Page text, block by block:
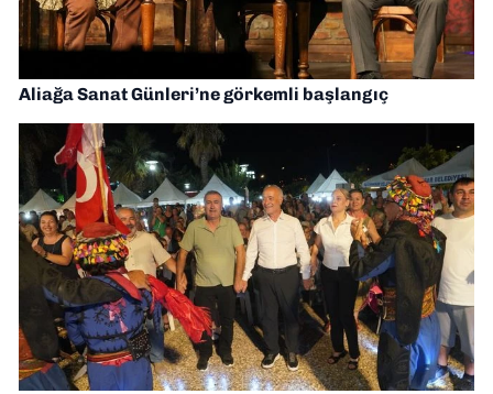
Aliağa Sanat Günleri’ne görkemli başlangıç